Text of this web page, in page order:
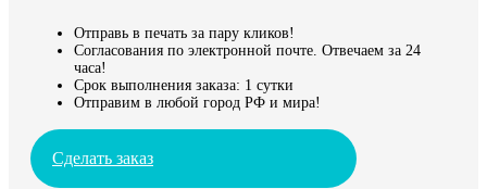
Отправь в печать за пару кликов!
Согласования по электронной почте. Отвечаем за 24
часа!
Срок выполнения заказа: 1 сутки
Отправим в любой город РФ и мира!
Сделать заказ